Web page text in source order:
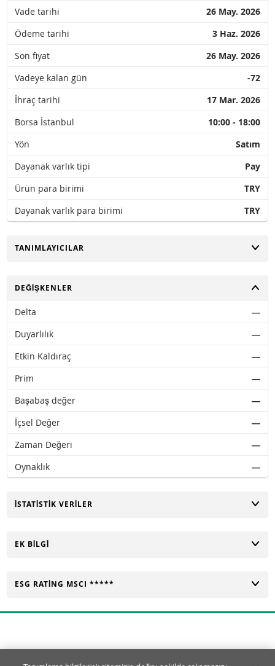
Vade tarihi
26 May. 2026
Ödeme tarihi
3 Haz. 2026
Son fiyat
26 May. 2026
Vadeye kalan gün
-72
İhraç tarihi
17 Mar. 2026
Borsa İstanbul
10:00 - 18:00
Yön
Satım
Dayanak varlık tipi
Pay
Ürün para birimi
TRY
Dayanak varlık para birimi
TRY
AÇ
TANIMLAYICILAR
AÇ
DEĞIŞKENLER
Delta
―
Duyarlılık
―
Etkin Kaldıraç
―
Prim
―
Başabaş değer
―
İçsel Değer
―
Zaman Değeri
―
Oynaklık
―
AÇ
İSTATISTIK VERILER
AÇ
EK BILGI
AÇ
ESG RATING MSCI *****
Tanımlama Bilgisi Ayarları